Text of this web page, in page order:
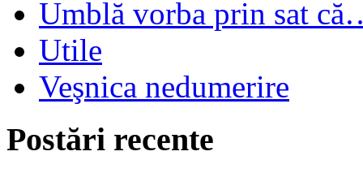
Umblă vorba prin sat
Utile
Veşnica nedumerire
Postări recente